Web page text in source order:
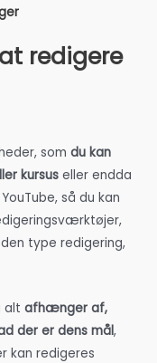
redigere
som du kan
kursus eller endda
så du kan
type redigering,
alt afhænger af,
der er dens mål,
kan redigeres